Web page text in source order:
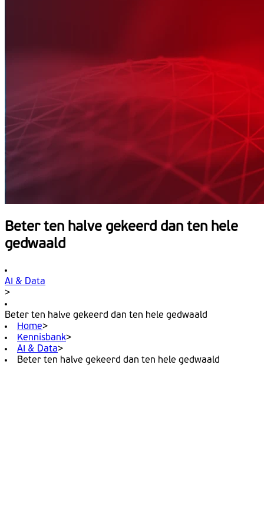
Beter ten halve gekeerd dan ten hele
gedwaald
AI & Data
>
Beter ten halve gekeerd dan ten hele gedwaald
Home>
Kennisbank>
AI & Data>
Beter ten halve gekeerd dan ten hele gedwaald